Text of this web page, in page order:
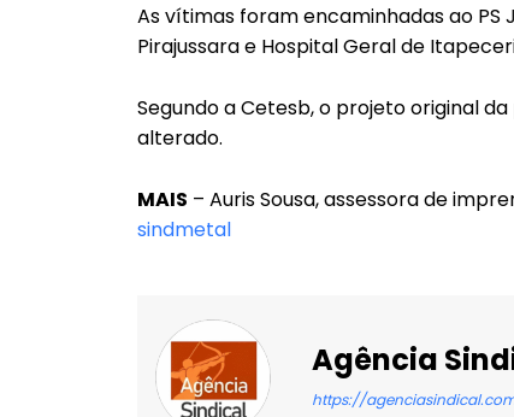
As vítimas foram encaminhadas ao PS
Pirajussara e Hospital Geral de
Segundo a Cetesb, o projeto original
alterado.
MAIS – Auris Sousa, assessora de
sindmetal
Agência
https://